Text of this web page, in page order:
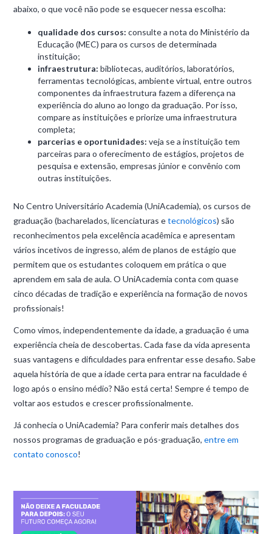
abaixo, o que você não pode se esquecer nessa escolha:
qualidade dos cursos: consulte a nota do Ministério da
Educação (MEC) para os cursos de determinada
instituição;
infraestrutura:bibliotecas, auditórios, laboratórios,
ferramentas tecnológicas, ambiente virtual, entre outros
componentes da infraestrutura fazem a diferença na
experiência do aluno ao longo da graduação. Por isso,
compare as instituições e priorize uma infraestrutura
completa;
parcerias e oportunidades: veja se a instituição tem
parceiras para o oferecimento de estágios, projetos de
pesquisa e extensão, empresas júnior e convênio com
outras instituições.
No Centro Universitário Academia (UniAcademia), os cursos de
graduação (bacharelados, licenciaturas etecnológicos) são
reconhecimentos pela excelência acadêmica e apresentam
vários incetivos de ingresso, além de planos de estágio que
permitem que os estudantes coloquem em prática o que
aprendem em sala de aula. O UniAcademia conta com quase
cinco décadas de tradição e experiência na formação de novos
profissionais!
Como vimos, independentemente da idade, a graduação é uma
experiência cheia de descobertas. Cada fase da vida apresenta
suas vantagens e dificuldades para enfrentar esse desafio. Sabe
aquela história de que a idade certa para entrar na faculdade é
logo após o ensino médio? Não está certa! Sempre é tempo de
voltar aos estudos e crescer profissionalmente.
Já conhecia o UniAcademia? Para conferir mais detalhes dos
nossos programas de graduação e pós-graduação,entre em
contato conosco!